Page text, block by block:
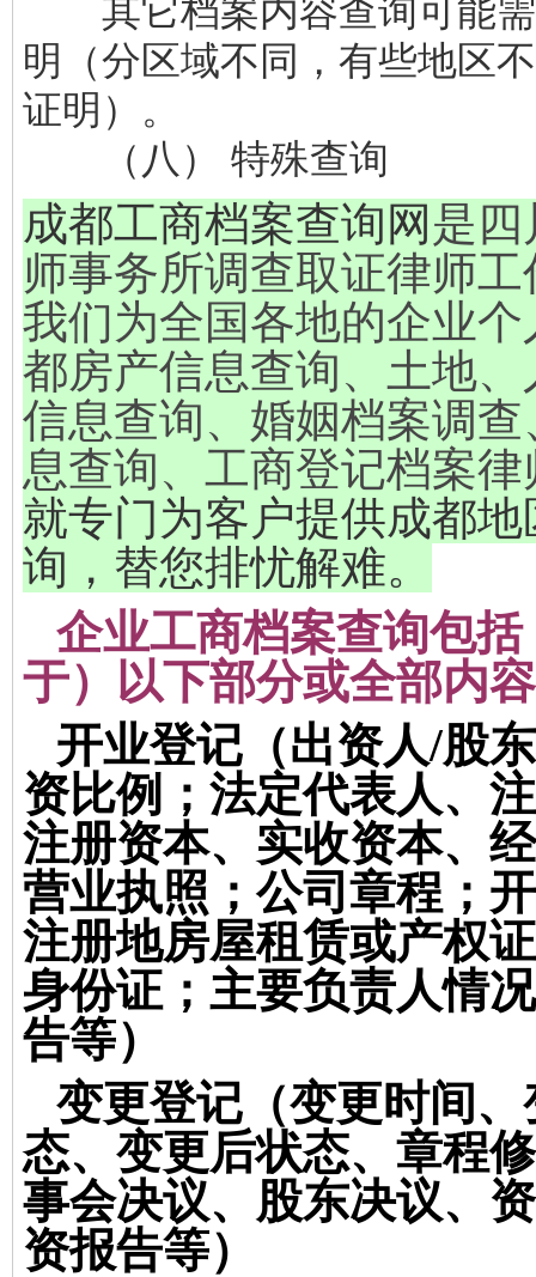
其它档案内容查询可能需
明（分区域不同，有些地区
证明）。
（八） 特殊查询
成都工商档案查询 网是四
师事务所调查取证律师
我们为全国各地的企业个
都房产信息查询、土地、
信息查询、婚姻档案调查
息查询、工商登记档案
就专门为客户提供成都
询，替您排忧解难。
企业工商档案查询包
于）以下部分或全部内
开业登记 （出资人/股
资比例；法定代表人、
注册资本、实收资本、
营业执照；公司章程；
注册地房屋租赁或产权
身份证；主要负责人情
告等）
变更登记 （变更时间
态、变更后状态、章程
事会决议、股东决议、
资报告等）